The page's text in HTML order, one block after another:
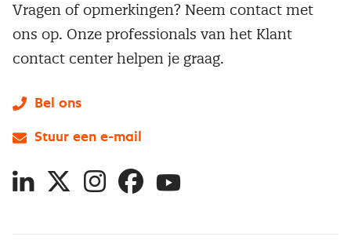
Vragen of opmerkingen? Neem contact met
ons op. Onze professionals van het Klant
contact center helpen je graag.
Bel ons
Stuur een e-mail
LinkedIn
X InstagramFacebookYouTube